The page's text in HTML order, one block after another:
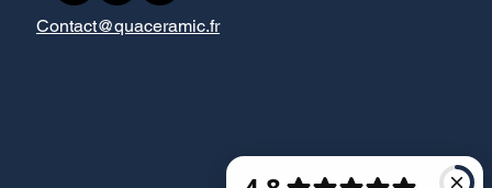
Contact@quaceramic.fr